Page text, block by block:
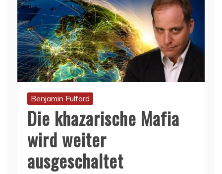
Benjamin Fulford
Die khazarische Mafia
wird weiter
ausgeschaltet